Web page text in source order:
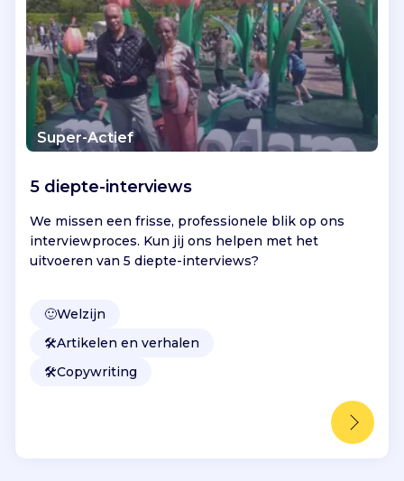
Super-Actief
5 diepte-interviews
We missen een frisse, professionele blik op ons
interviewproces. Kun jij ons helpen met het
uitvoeren van 5 diepte-interviews?
🙂Welzijn
🛠️Artikelen en verhalen
🛠️Copywriting